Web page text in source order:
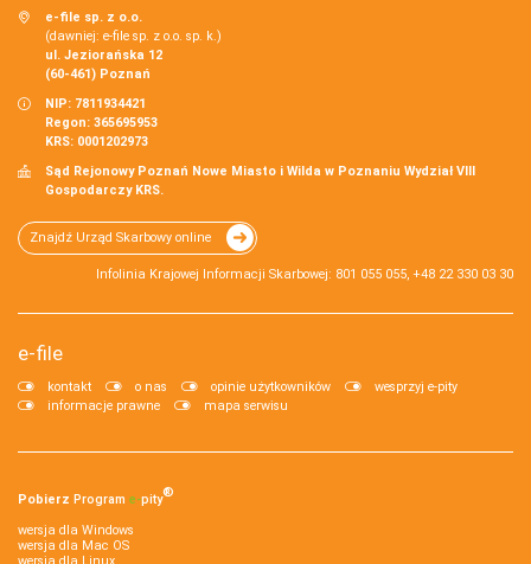
e-file sp. z o.o.
(dawniej: e-file sp. z o.o. sp. k.)
ul. Jeziorańska 12
(60-461) Poznań
NIP: 7811934421
Regon: 365695953
KRS: 0001202973
Sąd Rejonowy Poznań Nowe Miasto i Wilda w Poznaniu Wydział VIII
Gospodarczy KRS.
Znajdź Urząd Skarbowy online
Infolinia Krajowej Informacji Skarbowej: 801 055 055, +48 22 330 03 30
e-file
kontakt o nas opinie użytkowników
wesprzyj e-pity
informacje prawne
mapa serwisu
Pobierz Program e‑pity®
wersja dla Windows
wersja dla Mac OS